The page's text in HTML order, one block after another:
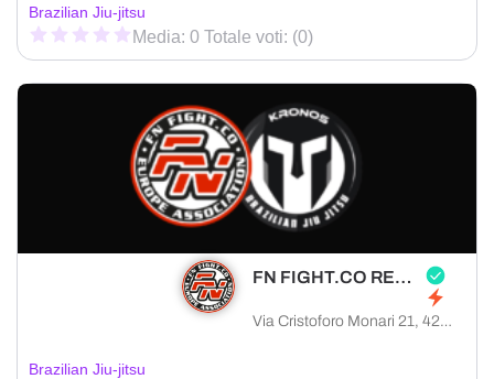
Brazilian Jiu-jitsu
Media: 0 Totale voti: (0)
FN FIGHT.CO REGGIO EMILIA
Via Cristoforo Monari 21, 42122 Reggio Emilia provincia di Reggio Emilia, Italia
Brazilian Jiu-jitsu